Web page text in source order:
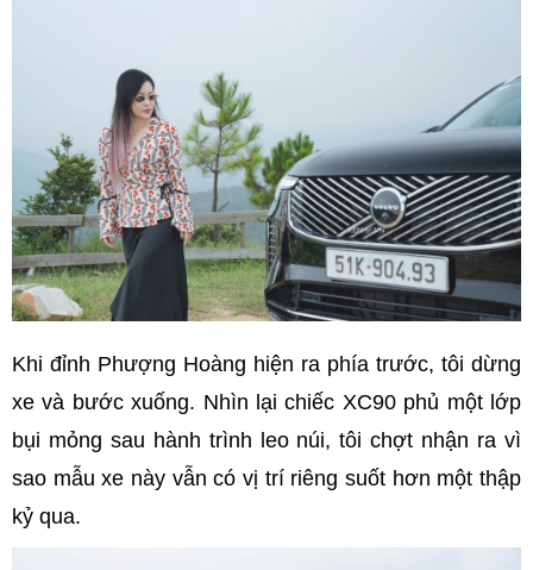
Khi đỉnh Phượng Hoàng hiện ra phía trước, tôi dừng
xe và bước xuống. Nhìn lại chiếc XC90 phủ một lớp
bụi mỏng sau hành trình leo núi, tôi chợt nhận ra vì
sao mẫu xe này vẫn có vị trí riêng suốt hơn một thập
kỷ qua.